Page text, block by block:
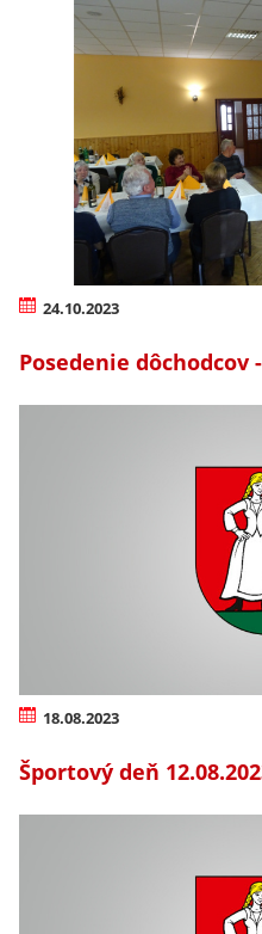
24.10.2023
Posedenie dôchodcov
18.08.2023
Športový deň